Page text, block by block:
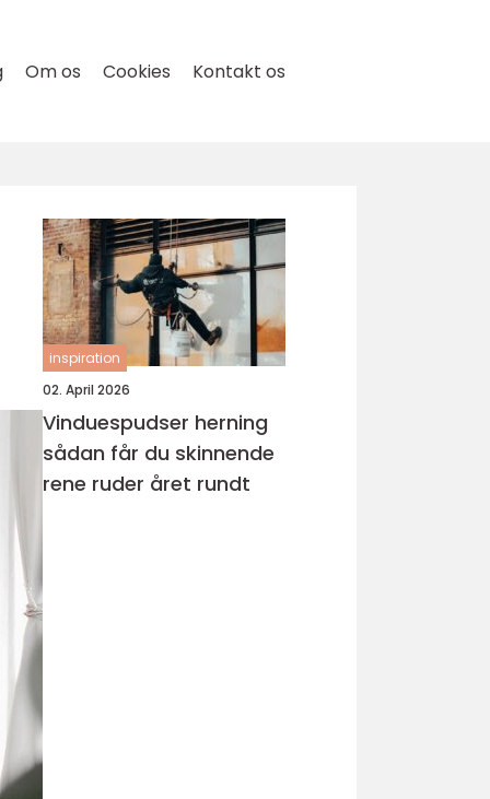
Om os Cookies Kontakt os
inspiration
02. April 2026
Vinduespudser herning
sådan får du skinnende
rene ruder året rundt